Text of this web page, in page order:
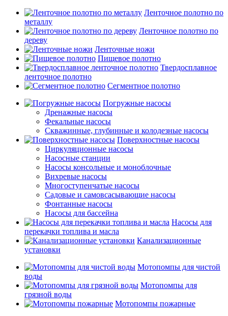
Ленточное полотно по
металлу
Ленточное полотно по
дереву
Ленточные ножи
Пищевое полотно
Твердосплавное
ленточное полотно
Сегментное полотно
Погружные насосы
Дренажные насосы
Фекальные насосы
Скважинные, глубинные и колодезные насосы
Поверхностные насосы
Циркуляционные насосы
Насосные станции
Насосы консольные и моноблочные
Вихревые насосы
Многоступенчатые насосы
Садовые и самовсасывающие насосы
Фонтанные насосы
Насосы для бассейна
Насосы для
перекачки топлива и масла
Канализационные
установки
Мотопомпы для чистой
воды
Мотопомпы для
грязной воды
Мотопомпы пожарные